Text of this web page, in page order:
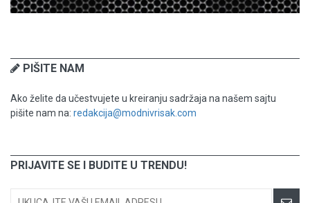
PIŠITE NAM
Ako želite da učestvujete u kreiranju sadržaja na našem sajtu
pišite nam na: redakcija@modnivrisak.com
PRIJAVITE SE I BUDITE U TRENDU!